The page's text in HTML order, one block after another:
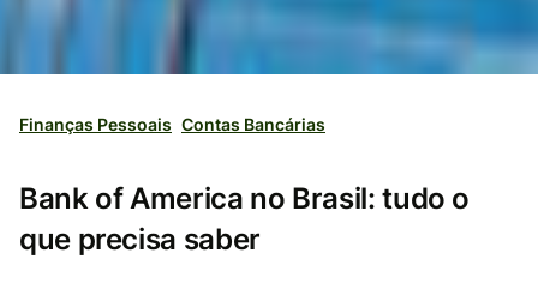
Finanças Pessoais Contas Bancárias
Bank of America no Brasil: tudo o
que precisa saber